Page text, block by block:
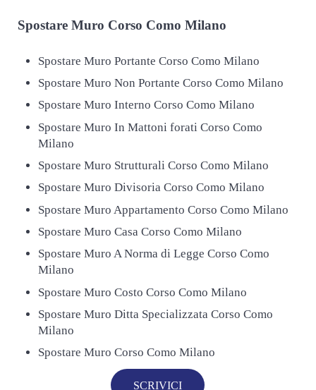
SpostareMuro Corso Como Milano
Spostare Muro Portante Corso Como Milano
Spostare Muro Non Portante Corso Como Milano
Spostare Muro Interno Corso Como Milano
Spostare Muro In Mattoni forati Corso Como
Milano
Spostare Muro Strutturali Corso Como Milano
Spostare Muro Divisoria Corso Como Milano
Spostare Muro Appartamento Corso Como Milano
Spostare Muro Casa Corso Como Milano
Spostare Muro A Norma di Legge Corso Como
Milano
Spostare Muro Costo Corso Como Milano
Spostare Muro Ditta Specializzata Corso Como
Milano
Spostare Muro Corso Como Milano
SCRIVICI